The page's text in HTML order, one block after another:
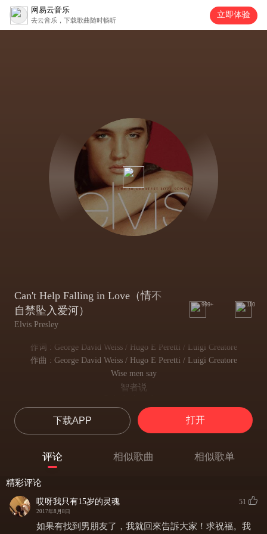
网易云音乐
去云音乐，下载歌曲随时畅听
立即体验
Can't Help Falling in Love（情不
自禁坠入爱河）
Elvis Presley
999+ 110
作词 : George David Weiss / Hugo E Peretti / Luigi Creatore
作曲 : George David Weiss / Hugo E Peretti / Luigi Creatore
Wise men say
智者说
愚者才会如此去爱
But I can't help falling in love with you
但我注视着你，不可抑制
我该留下吗
If I can't help falling in love with you
Like a river flows
下载APP 打开
评论 相似歌曲 相似歌单
精彩评论
哎呀我只有15岁的灵魂
2017年8月8日
51
如果有找到男朋友了，我就回來告訴大家！求祝福。我